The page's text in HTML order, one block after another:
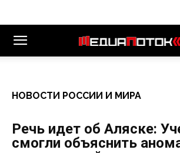
НОВОСТИ РОССИИ И МИРА
Речь идет об Аляске:
смогли объяснить